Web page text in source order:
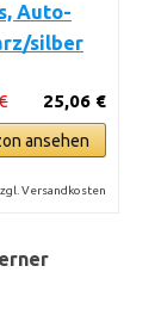
Auto-
silber
25,06 €
ansehen
Versandkosten